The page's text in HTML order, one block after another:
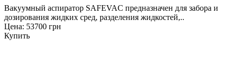
Вакуумный аспиратор SAFEVAC предназначен для забора и
дозирования жидких сред, разделения жидкостей,..
Цена: 53700 грн
Купить